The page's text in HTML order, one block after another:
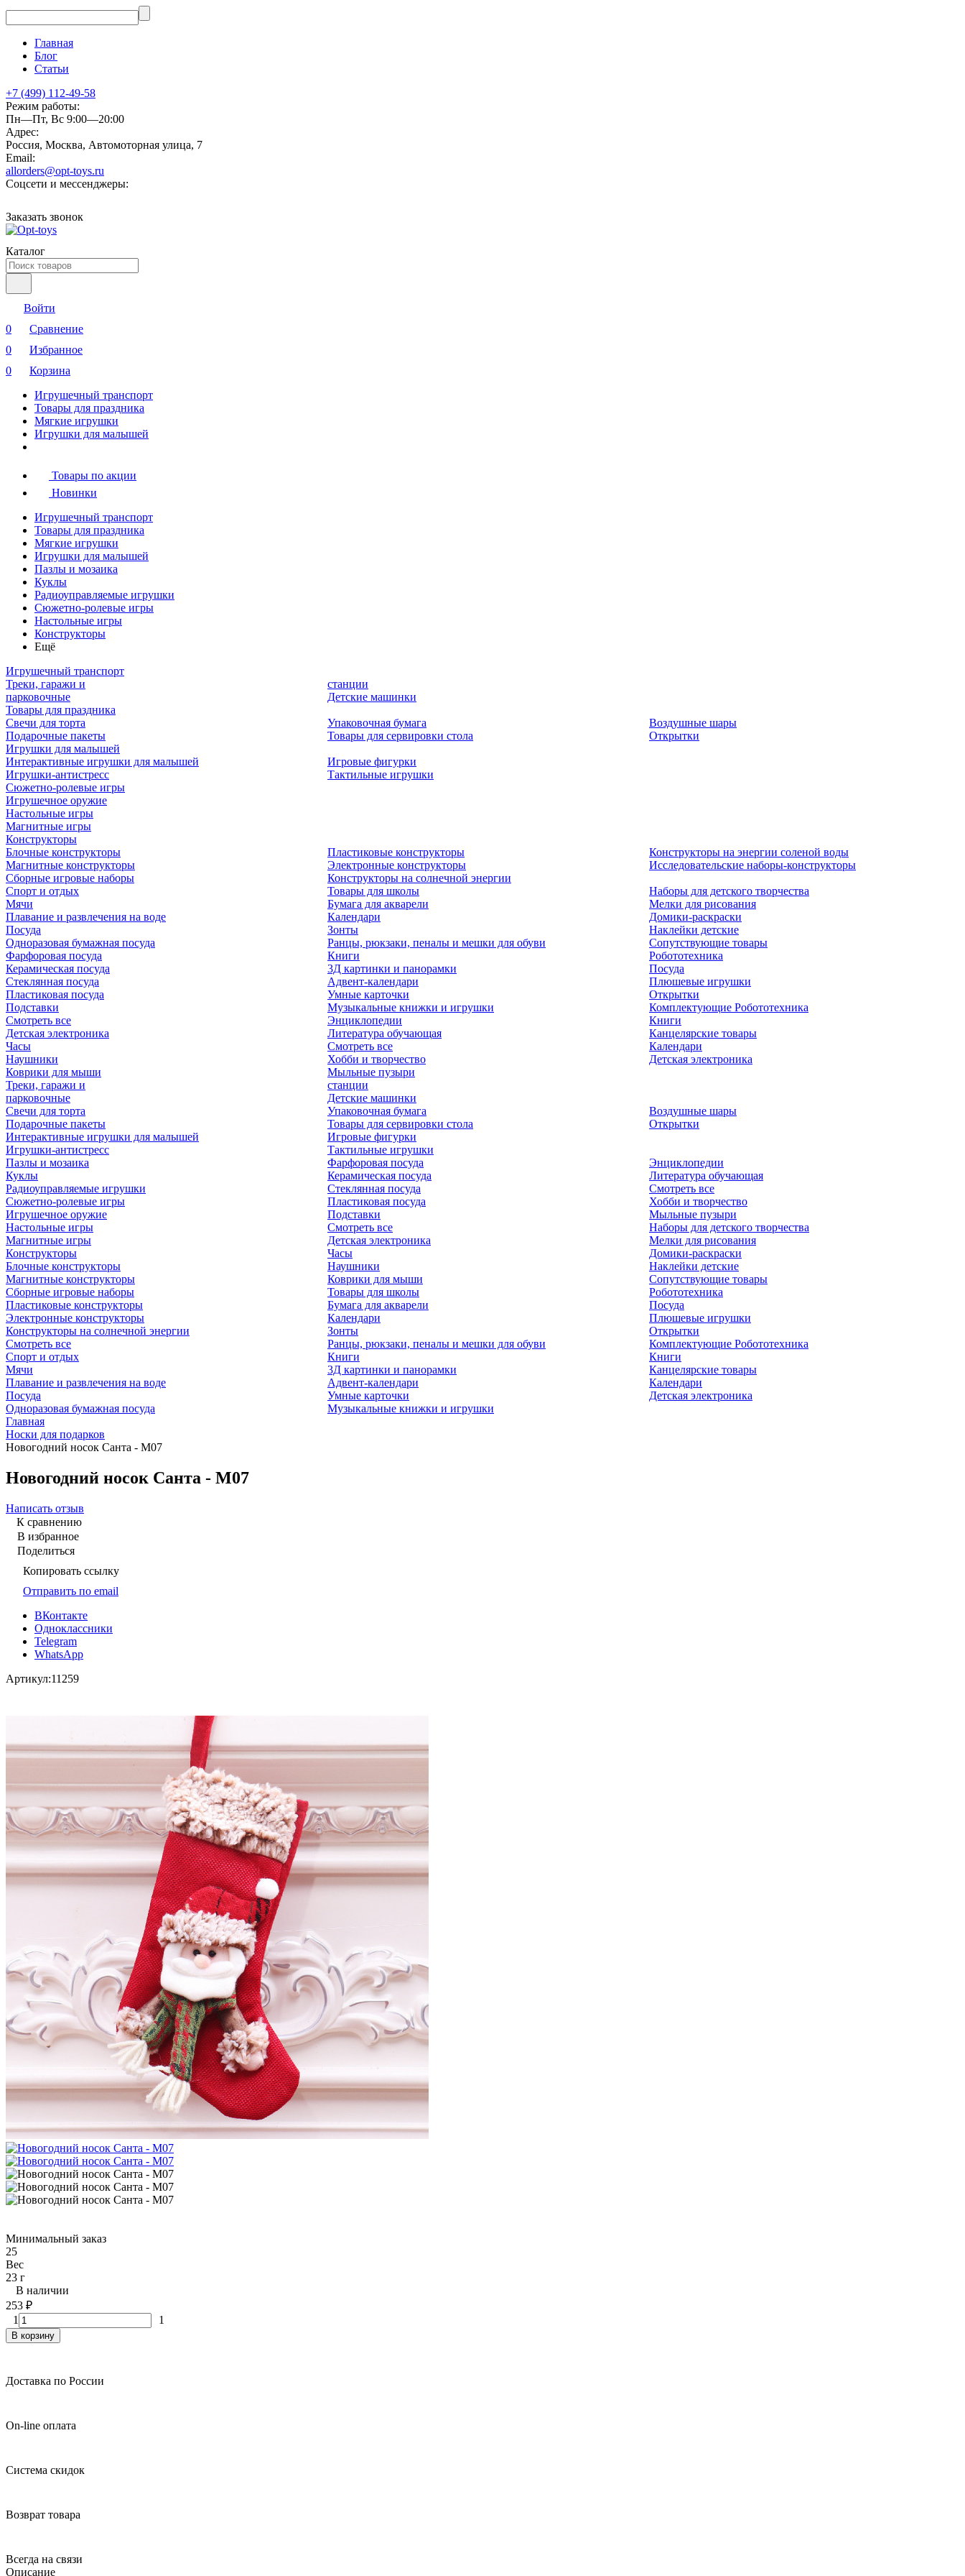
Главная
Блог
Статьи
+7 (499) 112-49-58
Режим работы:
Пн—Пт, Вс 9:00—20:00
Адрес:
Россия, Москва, Автомоторная улица, 7
Email:
allorders@opt-toys.ru
Соцсети и мессенджеры:
Заказать звонок
Каталог
Войти
0
Сравнение
0
Избранное
0
Корзина
Игрушечный транспорт
Товары для праздника
Мягкие игрушки
Игрушки для малышей
Товары по акции
Новинки
Игрушечный транспорт
Товары для праздника
Мягкие игрушки
Игрушки для малышей
Пазлы и мозаика
Куклы
Радиоуправляемые игрушки
Сюжетно-ролевые игры
Настольные игры
Конструкторы
Ещё
Игрушечный транспорт
Треки, гаражи и
парковочные
станции
Детские машинки
Товары для праздника
Свечи для торта
Подарочные пакеты
Упаковочная бумага
Товары для сервировки стола
Воздушные шары
Открытки
Игрушки для малышей
Интерактивные игрушки для малышей
Игрушки-антистресс
Игровые фигурки
Тактильные игрушки
Сюжетно-ролевые игры
Игрушечное оружие
Настольные игры
Магнитные игры
Конструкторы
Блочные конструкторы
Магнитные конструкторы
Сборные игровые наборы
Пластиковые конструкторы
Электронные конструкторы
Конструкторы на солнечной энергии
Конструкторы на энергии соленой воды
Исследовательские наборы-конструкторы
Спорт и отдых
Мячи
Плавание и развлечения на воде
Посуда
Одноразовая бумажная посуда
Фарфоровая посуда
Керамическая посуда
Стеклянная посуда
Пластиковая посуда
Подставки
Смотреть все
Детская электроника
Часы
Наушники
Коврики для мыши
Товары для школы
Бумага для акварели
Календари
Зонты
Ранцы, рюкзаки, пеналы и мешки для обуви
Книги
3Д картинки и панорамки
Адвент-календари
Умные карточки
Музыкальные книжки и игрушки
Энциклопедии
Литература обучающая
Смотреть все
Хобби и творчество
Мыльные пузыри
Наборы для детского творчества
Мелки для рисования
Домики-раскраски
Наклейки детские
Сопутствующие товары
Робототехника
Посуда
Плюшевые игрушки
Открытки
Комплектующие Робототехника
Книги
Канцелярские товары
Календари
Детская электроника
Треки, гаражи и
парковочные
станции
Детские машинки
Свечи для торта
Подарочные пакеты
Упаковочная бумага
Товары для сервировки стола
Воздушные шары
Открытки
Интерактивные игрушки для малышей
Игрушки-антистресс
Игровые фигурки
Тактильные игрушки
Пазлы и мозаика
Куклы
Радиоуправляемые игрушки
Сюжетно-ролевые игры
Игрушечное оружие
Настольные игры
Магнитные игры
Конструкторы
Блочные конструкторы
Магнитные конструкторы
Сборные игровые наборы
Пластиковые конструкторы
Электронные конструкторы
Конструкторы на солнечной энергии
Смотреть все
Спорт и отдых
Мячи
Плавание и развлечения на воде
Посуда
Одноразовая бумажная посуда
Фарфоровая посуда
Керамическая посуда
Стеклянная посуда
Пластиковая посуда
Подставки
Смотреть все
Детская электроника
Часы
Наушники
Коврики для мыши
Товары для школы
Бумага для акварели
Календари
Зонты
Ранцы, рюкзаки, пеналы и мешки для обуви
Книги
3Д картинки и панорамки
Адвент-календари
Умные карточки
Музыкальные книжки и игрушки
Энциклопедии
Литература обучающая
Смотреть все
Хобби и творчество
Мыльные пузыри
Наборы для детского творчества
Мелки для рисования
Домики-раскраски
Наклейки детские
Сопутствующие товары
Робототехника
Посуда
Плюшевые игрушки
Открытки
Комплектующие Робототехника
Книги
Канцелярские товары
Календари
Детская электроника
Главная
Носки для подарков
Новогодний носок Санта - М07
Новогодний носок Санта - М07
Написать отзыв
К сравнению
В избранное
Поделиться
Копировать ссылку
Отправить по email
ВКонтакте
Одноклассники
Telegram
WhatsApp
Артикул:11259
Минимальный заказ
25
Вес
23 г
В наличии
253 ₽
1
1
В корзину
Доставка по России
On-line оплата
Система скидок
Возврат товара
Всегда на связи
Описание